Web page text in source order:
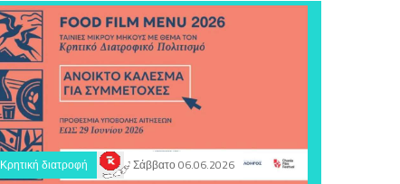
Κρητική διατροφή Σάββατο 06.06.2026